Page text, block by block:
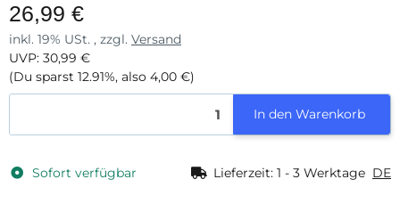
26,99 €
inkl. 19% USt. , zzgl. Versand
UVP: 30,99 €
(Du sparst 12.91%, also 4,00 €)
In den Warenkorb
Sofort verfügbar Lieferzeit: 1 - 3 Werktage DE